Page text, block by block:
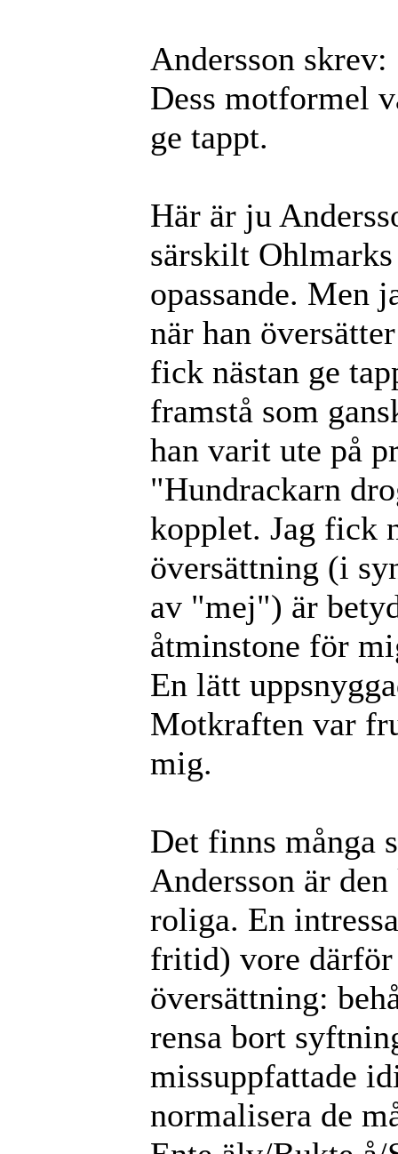
Andersson skrev:
Dess motformel
ge tappt.
Här är ju
särskilt
opassande. Men
när han
fick nästan ge
framstå som
han varit ute på
"Hundrackarn
kopplet. Jag fick
översättning (i
av "mej") är
åtminstone för
En lätt
Motkraften var
mig.
Det finns många
Andersson är
roliga. En
fritid) vore
översättning:
rensa bort
missuppfattade
normalisera de